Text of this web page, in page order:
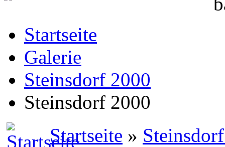
Startseite
Galerie
Steinsdorf 2000
Steinsdorf 2000
Startseite »